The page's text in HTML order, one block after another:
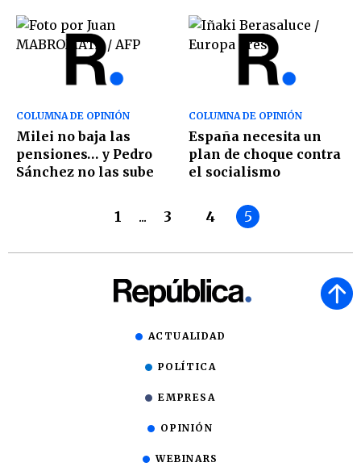
COLUMNA DE OPINIÓN
Milei no baja las
pensiones… y Pedro
Sánchez no las sube
COLUMNA DE OPINIÓN
España necesita un
plan de choque contra
el socialismo
1 ... 3 4 5
ACTUALIDAD
POLÍTICA
EMPRESA
OPINIÓN
WEBINARS